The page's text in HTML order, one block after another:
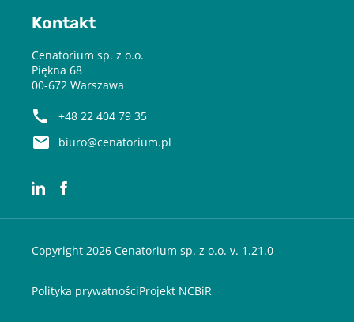
Kontakt
Cenatorium sp. z o.o.
Piękna 68
00-672 Warszawa
+48 22 404 79 35
biuro@cenatorium.pl
Copyright 2026 Cenatorium sp. z o.o. v. 1.21.0
Polityka prywatnościProjekt NCBiR